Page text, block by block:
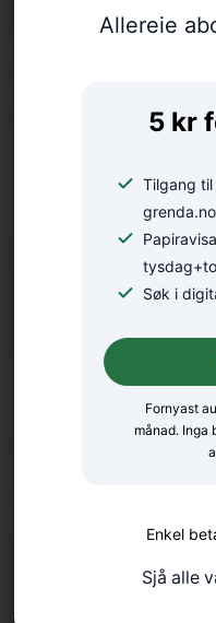
Allereie
5 kr
Tilgang
grenda.no
Søk i
Fornyast
månad. Inga
Enkel
Sjå alle
Tredjeåret i
heile